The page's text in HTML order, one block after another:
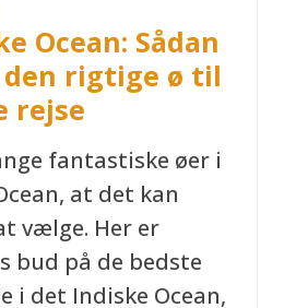
Ocean: Sådan
rigtige ø til
rejse
fantastiske øer i
at det kan
vælge. Her er
bud på de bedste
i det Indiske Ocean,